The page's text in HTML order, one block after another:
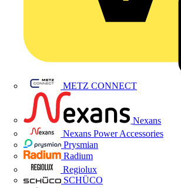
METZ CONNECT
Nexans
Nexans Power Accessories
Prysmian
Radium
Regiolux
SCHÜCO